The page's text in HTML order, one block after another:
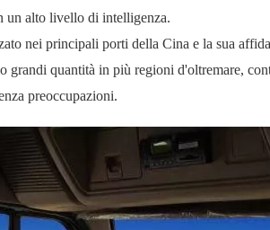
un alto livello di intelligenza.
nei principali porti della Cina e la sua
grandi quantità in più regioni d'oltremare,
preoccupazioni.